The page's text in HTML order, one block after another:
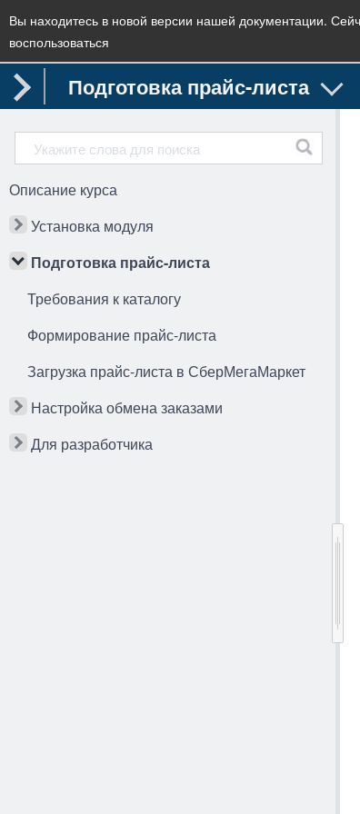
Вы находитесь в новой версии нашей документации.
воспользоваться
Подготовка прайс-листа
Описание курса
Установка модуля
Подготовка прайс-листа
Требования к каталогу
Формирование прайс-листа
Загрузка прайс-листа в СберМегаМаркет
Настройка обмена заказами
Для разработчика